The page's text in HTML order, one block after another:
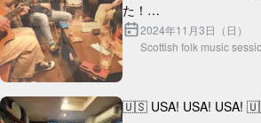
た！
ところで近くに席から
2024年11月3日（日）
Scottish folk music
🇺🇸 USA! USA! USA!